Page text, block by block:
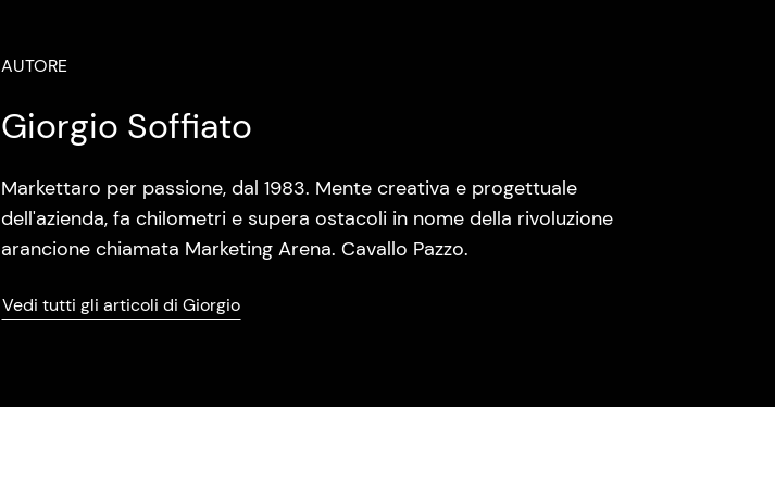
AUTORE
Giorgio Soffiato
Markettaro per passione, dal 1983. Mente creativa e progettuale
dell'azienda, fa chilometri e supera ostacoli in nome della rivoluzione
arancione chiamata Marketing Arena. Cavallo Pazzo.
Vedi tutti gli articoli di Giorgio